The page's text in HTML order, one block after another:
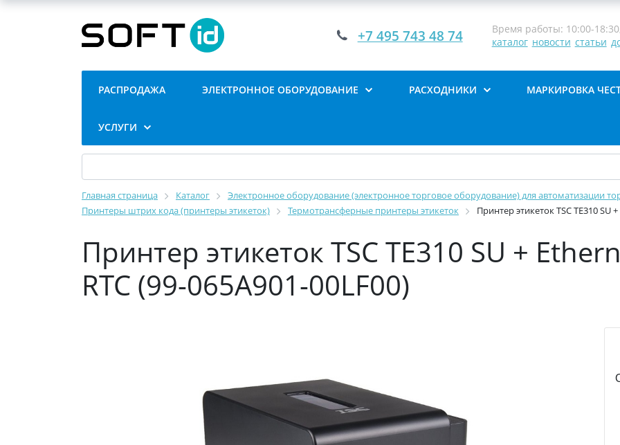
+7 495 743 48 74
Время работы: 10:00-
каталог новости статьи
РАСПРОДАЖА ЭЛЕКТРОННОЕ ОБОРУДОВАНИЕ РАСХОДНИКИ МАРКИРОВКА
УСЛУГИ
Главная страница Каталог
Электронное оборудование (электронное торговое оборудование) для автоматизации
Принтеры штрих кода (принтеры этикеток)
Термотрансферные принтеры этикеток Принтер этикеток TSC TE310 SU
Принтер этикеток TSC TE310 SU +
RTC (99-065A901-00LF00)